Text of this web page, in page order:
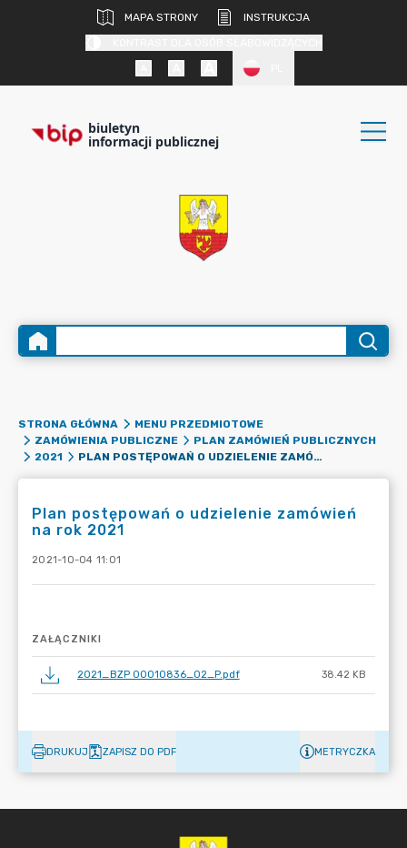
MAPA STRONY
INSTRUKCJA
biuletyn
informacji publicznej
STRONA GŁÓWNA
MENU PRZEDMIOTOWE
ZAMÓWIENIA PUBLICZNE
PLAN ZAMÓWIEŃ PUBLICZNYCH
2021
PLAN POSTĘPOWAŃ O UDZIELENIE ZAMÓWIEŃ NA ROK 2021
Plan postępowań o udzielenie zamówień
na rok 2021
2021-10-04 11:01
ZAŁĄCZNIKI
2021_BZP 00010836_02_P.pdf 38.42 KB
DRUKUJ ZAPISZ DO PDF METRYCZKA